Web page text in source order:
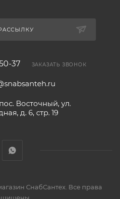
37 ЗАКАЗАТЬ ЗВОНОК
Восточный, ул.
д. 6, стр. 19
СнабСантех. Все права